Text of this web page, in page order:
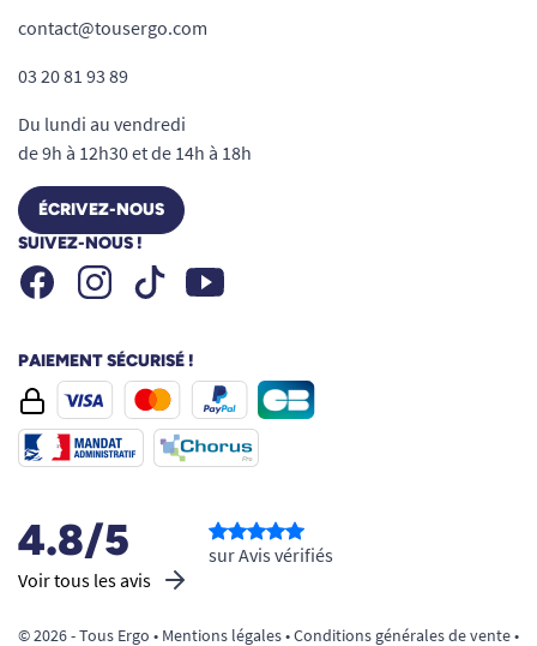
contact@tousergo.com
03 20 81 93 89
Du lundi au vendredi
de 9h à 12h30 et de 14h à 18h
ÉCRIVEZ-NOUS
SUIVEZ-NOUS !
FacebookInstagramTiktok Youtube
PAIEMENT SÉCURISÉ !
4.8/5
Voir tous les avis
sur Avis vérifiés
© 2026 - Tous Ergo • Mentions légales•Conditions générales de vente•